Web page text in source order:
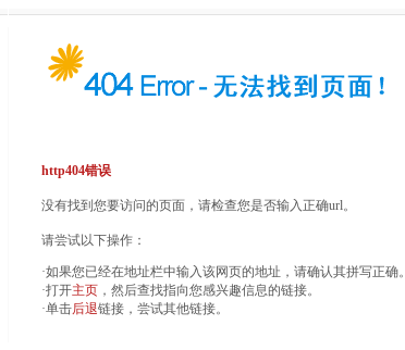
http404错误
没有找到您要访问的页面，请检查您是否输入正确url。
请尝试以下操作：
·如果您已经在地址栏中输入该网页的地址，请确认其拼写正确。
·打开主页 ，然后查找指向您感兴趣信息的链接。
·单击后退链接，尝试其他链接。